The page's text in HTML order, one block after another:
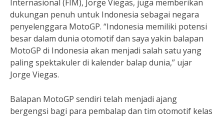
Internasional (FIM), Jorge Viegas, juga memberikan
dukungan penuh untuk Indonesia sebagai negara
penyelenggara MotoGP. “Indonesia memiliki potensi
besar dalam dunia otomotif dan saya yakin balapan
MotoGP di Indonesia akan menjadi salah satu yang
paling spektakuler di kalender balap dunia,” ujar
Jorge Viegas.
Balapan MotoGP sendiri telah menjadi ajang
bergengsi bagi para pembalap dan tim otomotif kelas